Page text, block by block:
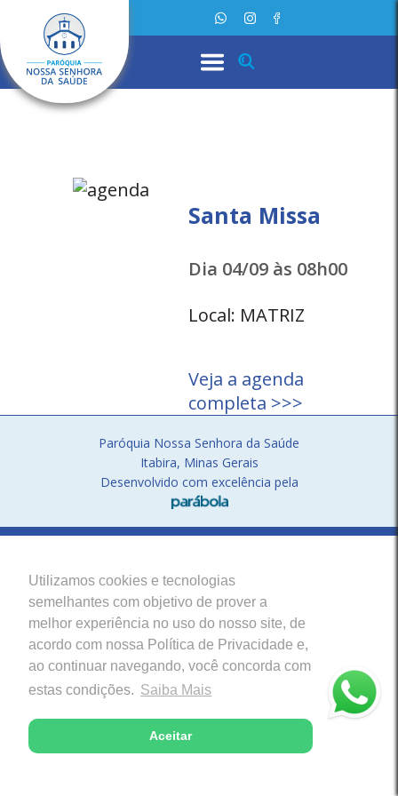
Utilizamos cookies e tecnologias
semelhantes com objetivo de prover a
melhor experiência no uso do nosso site, de
acordo com nossa Política de Privacidade e,
ao continuar navegando, você concorda com
estas condições. Saiba Mais
Aceitar
Santa Missa
Dia 04/09 às 08h00
Local: MATRIZ
Veja a agenda
completa >>>
Paróquia Nossa Senhora da Saúde
Itabira, Minas Gerais
Desenvolvido com excelência pela